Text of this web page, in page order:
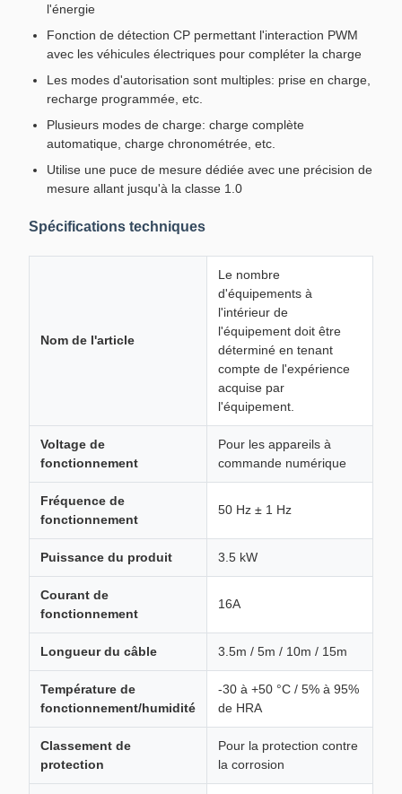
l'énergie
Fonction de détection CP permettant l'interaction PWM
avec les véhicules électriques pour compléter la charge
Les modes d'autorisation sont multiples: prise en charge,
recharge programmée, etc.
Plusieurs modes de charge: charge complète
automatique, charge chronométrée, etc.
Utilise une puce de mesure dédiée avec une précision de
mesure allant jusqu'à la classe 1.0
Spécifications techniques
Nom de l'article
Le nombre
d'équipements à
l'intérieur de
l'équipement doit être
déterminé en tenant
compte de l'expérience
acquise par
l'équipement.
Voltage de
fonctionnement
Pour les appareils à
commande numérique
Fréquence de
fonctionnement
50 Hz ± 1 Hz
Puissance du produit 3.5 kW
Courant de
fonctionnement
16A
Longueur du câble 3.5m / 5m / 10m / 15m
Température de
fonctionnement/humidité
-30 à +50 °C / 5% à 95%
de HRA
Classement de
protection
Pour la protection contre
la corrosion